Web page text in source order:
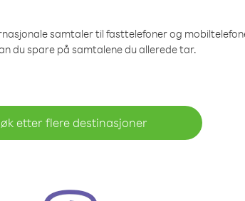
samtaler til fasttelefoner og
du spare på samtalene du allerede tar.
etter flere destinasjoner